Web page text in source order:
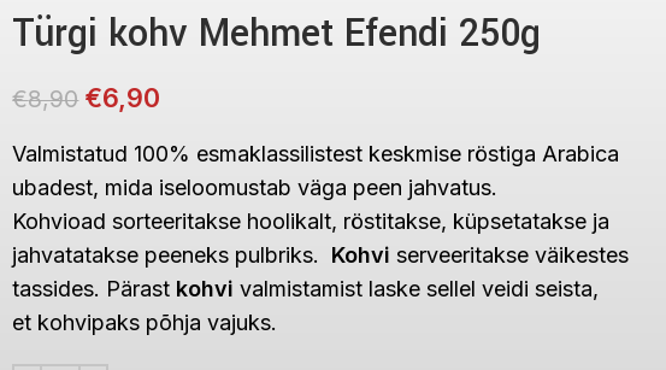
Türgi kohv Mehmet Efendi 250g
€8,90 €6,90
Valmistatud 100% esmaklassilistest keskmise röstiga Arabica
ubadest, mida iseloomustab väga peen jahvatus.
Kohvioadsorteeritakse hoolikalt, röstitakse, küpsetatakse ja
jahvatatakse peeneks pulbriks. Kohviserveeritakse väikestes
tassides. Pärast kohvivalmistamist laske sellel veidi seista,
et kohvipaks põhja vajuks.